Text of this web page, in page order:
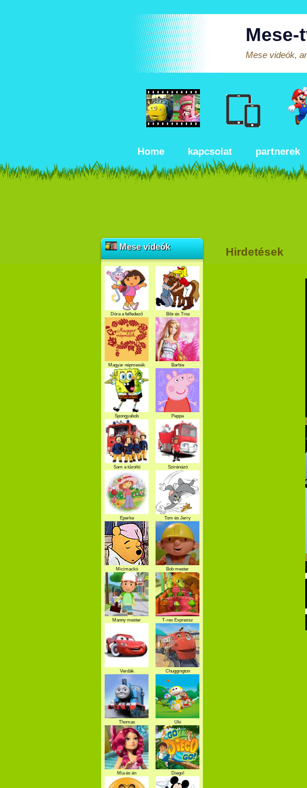
Mese-
Mese videók,
Home kapcsolat partnerek
Mese videók
Dóra a felfedező Bibi és Tina
Magyar népmesék Barbie
Spongyabob Peppa
Sam a tűzoltó
Szirénázó
szupercsapat
Eperke Tom és Jerry
Micimackó Bob mester
Manny mester T-rex Expressz
Verdák Chuggington
Thomas Uki
Mia és én Diego!
Hirdetések